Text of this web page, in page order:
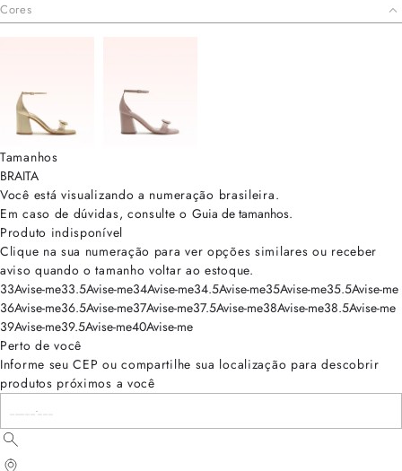
Cores
Tamanhos
BRAITA
Você está visualizando a numeração brasileira.
Em caso de dúvidas, consulte o Guia de tamanhos.
Produto indisponível
Clique na sua numeração para ver opções similares ou receber
aviso quando o tamanho voltar ao estoque.
33Avise-me33.5Avise-me34Avise-me34.5Avise-me35Avise-me35.5Avise-me
36Avise-me36.5Avise-me37Avise-me37.5Avise-me38Avise-me38.5Avise-me
39Avise-me39.5Avise-me40Avise-me
Perto de você
Informe seu CEP ou compartilhe sua localização para descobrir
produtos próximos a você